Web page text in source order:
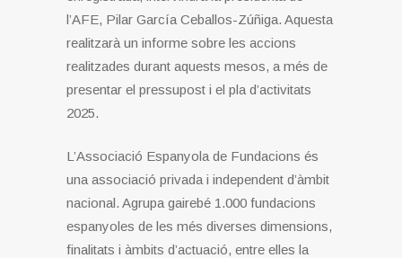
l’AFE, Pilar García Ceballos-Zúñiga. Aquesta
realitzarà un informe sobre les accions
realitzades durant aquests mesos, a més de
presentar el pressupost i el pla d’activitats
2025.
L’Associació Espanyola de Fundacions és
una associació privada i independent d’àmbit
nacional. Agrupa gairebé 1.000 fundacions
espanyoles de les més diverses dimensions,
finalitats i àmbits d’actuació, entre elles la